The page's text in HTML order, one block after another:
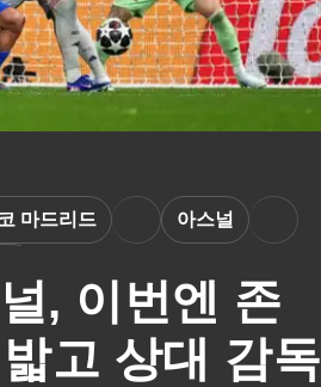
, 이번엔 존
고 상대 감독
마드리드 아스널